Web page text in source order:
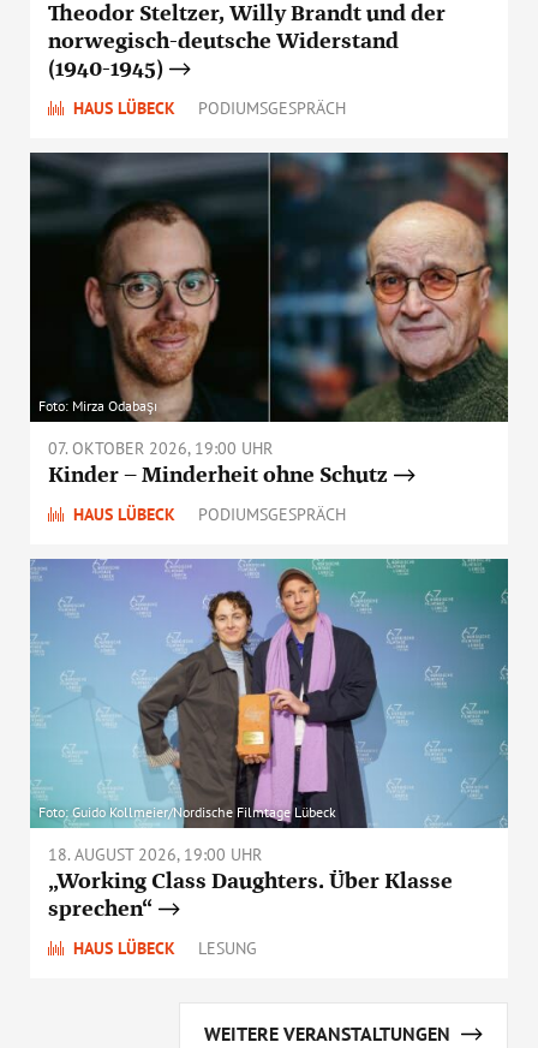
Theodor Steltzer, Willy Brandt und der
norwegisch-deutsche Widerstand
(1940-1945)
HAUS LÜBECK PODIUMSGESPRÄCH
Foto: Mirza Odabaşı
07. OKTOBER 2026, 19:00 UHR
Kinder – Minderheit ohne Schutz
HAUS LÜBECK PODIUMSGESPRÄCH
Foto: Guido Kollmeier/Nordische Filmtage Lübeck
18. AUGUST 2026, 19:00 UHR
„Working Class Daughters. Über Klasse
sprechen“
HAUS LÜBECK LESUNG
WEITERE VERANSTALTUNGEN